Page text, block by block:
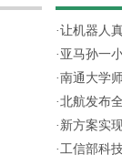
·让机器人
· 亚马孙一
·南通大学
·北航发布
· 新方案实
·工信部科